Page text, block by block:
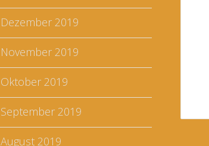
Dezember 2019
November 2019
Oktober 2019
September 2019
August 2019